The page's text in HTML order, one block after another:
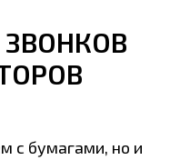
с бумагами, но и